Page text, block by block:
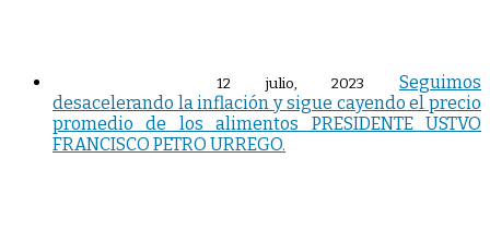
12 julio, 2023
Seguimos
desacelerando la inflación y sigue cayendo el precio
promedio de los alimentos PRESIDENTE USTVO
FRANCISCO PETRO URREGO.